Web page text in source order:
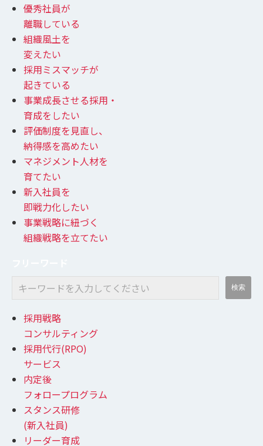
優秀社員が
離職している
組織風土を
変えたい
採用ミスマッチが
起きている
事業成長させる採用・
育成をしたい
評価制度を見直し、
納得感を高めたい
マネジメント人材を
育てたい
新入社員を
即戦力化したい
事業戦略に紐づく
組織戦略を立てたい
採用戦略
コンサルティング
採用代行(RPO)
サービス
内定後
フォロープログラム
スタンス研修
(新入社員)
リーダー育成